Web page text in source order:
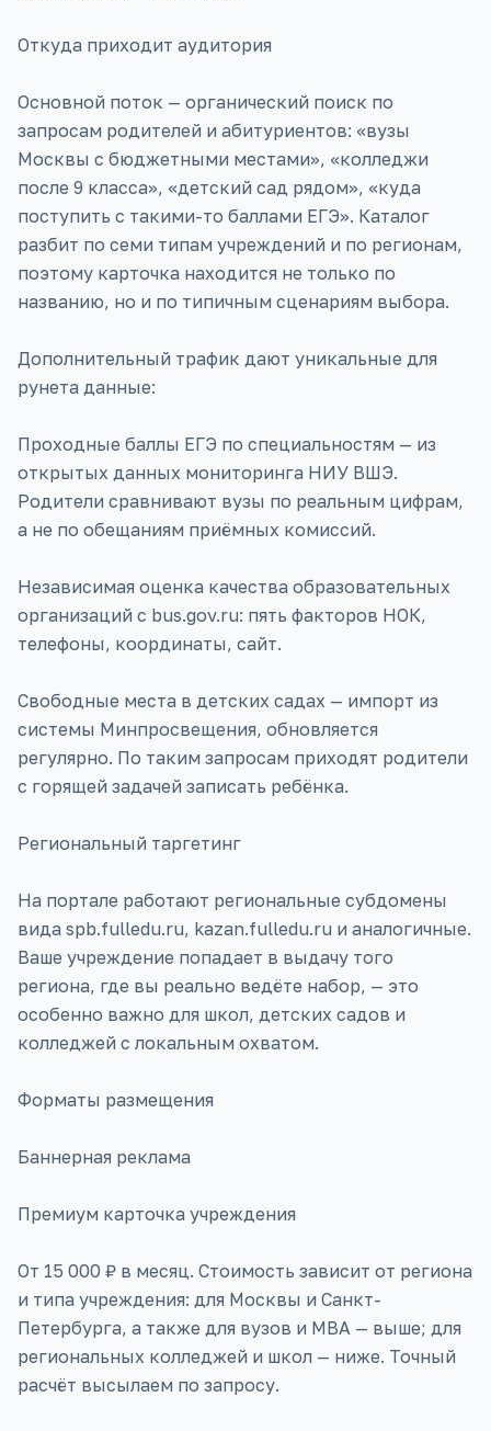
Откуда приходит аудитория
Основной поток — органический поиск по
запросам родителей и абитуриентов: «вузы
Москвы с бюджетными местами», «колледжи
после 9 класса», «детский сад рядом», «куда
поступить с такими-то баллами ЕГЭ». Каталог
разбит по семи типам учреждений и по регионам,
поэтому карточка находится не только по
названию, но и по типичным сценариям выбора.
Дополнительный трафик дают уникальные для
рунета данные:
Проходные баллы ЕГЭ по специальностям — из
открытых данных мониторинга НИУ ВШЭ.
Родители сравнивают вузы по реальным цифрам,
а не по обещаниям приёмных комиссий.
Независимая оценка качества образовательных
организаций с bus.gov.ru: пять факторов НОК,
телефоны, координаты, сайт.
Свободные места в детских садах — импорт из
системы Минпросвещения, обновляется
регулярно. По таким запросам приходят родители
с горящей задачей записать ребёнка.
Региональный таргетинг
На портале работают региональные субдомены
вида spb.fulledu.ru, kazan.fulledu.ru и аналогичные.
Ваше учреждение попадает в выдачу того
региона, где вы реально ведёте набор, — это
особенно важно для школ, детских садов и
колледжей с локальным охватом.
Форматы размещения
Баннерная реклама
Премиум карточка учреждения
От 15 000 ₽ в месяц. Стоимость зависит от региона
и типа учреждения: для Москвы и Санкт-
Петербурга, а также для вузов и MBA — выше; для
региональных колледжей и школ — ниже. Точный
расчёт высылаем по запросу.